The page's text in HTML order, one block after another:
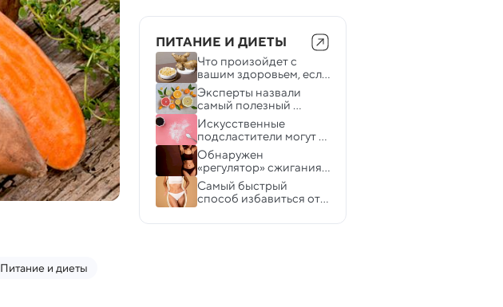
Питание и диеты
ПИТАНИЕ И ДИЕТЫ
Что произойдет с
вашим здоровьем, если
добавить имбирь в
ежедневный рацион
Эксперты назвали
самый полезный
цитрусовый фрукт
Искусственные
подсластители могут
снижать память у
взрослых
Обнаружен
«регулятор» сжигания
жира, влияющий на
здоровье костей
Самый быстрый
способ избавиться от
не кардиотренировки